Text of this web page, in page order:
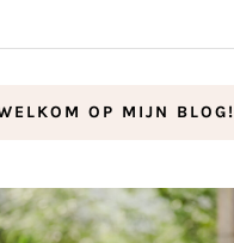
OP MIJN BLOG!